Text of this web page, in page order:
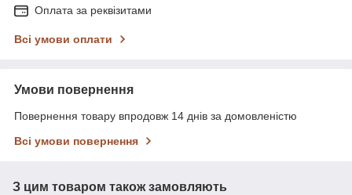
Оплата за реквізитами
Всі умови оплати
Умови повернення
Повернення товару впродовж 14 днів за домовленістю
Всі умови повернення
З цим товаром також замовляють